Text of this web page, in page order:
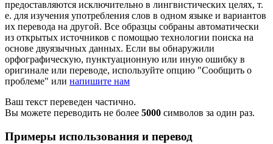
предоставляются исключительно в лингвистических целях, т.
е. для изучения употребления слов в одном языке и вариантов
их перевода на другой. Все образцы собраны автоматически
из открытых источников с помощью технологии поиска на
основе двуязычных данных. Если вы обнаружили
орфографическую, пунктуационную или иную ошибку в
оригинале или переводе, используйте опцию "Сообщить о
проблеме" или напишите нам
Ваш текст переведен частично.
Вы можете переводить не более 5000 символов за один раз.
Примеры использования и перевод